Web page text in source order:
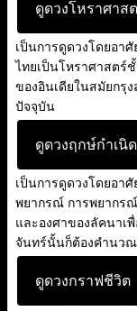
ดูดวงโหราศาส
เป็นการดูดวงโดยอา
ไทยเป็นโหราศาสตร์
ของอินเดียในสมัยกรุ
ปัจจุบัน
ดูดวงฤกษ์กำเนิด
เป็นการดูดวงโดยอา
พยากรณ์ การพยากร
และองศาของลัคนาเ
จันทร์นั้นก็ต้องคำนวณ
ดูดวงกราฟชีวิต